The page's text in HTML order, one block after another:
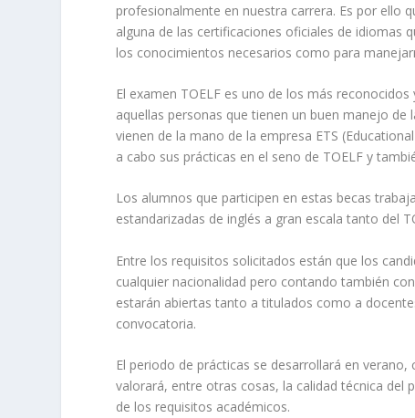
profesionalmente en nuestra carrera. Es por ello
alguna de las certificaciones oficiales de
los conocimientos necesarios como para
El examen TOELF es uno de los más
aquellas personas que tienen un buen manejo
vienen de la mano de la empresa ETS
a cabo sus prácticas en el seno de TOELF y
Los alumnos que participen en estas becas
estandarizadas de inglés a gran escala tanto del
Entre los requisitos solicitados están que los
cualquier nacionalidad pero contando también
estarán abiertas tanto a titulados como a
convocatoria.
El periodo de prácticas se desarrollará en
valorará, entre otras cosas, la calidad técnica del
de los requisitos académicos.